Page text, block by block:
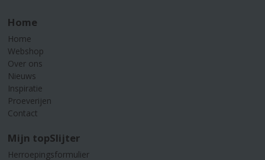
Home
Home
Webshop
Over ons
Nieuws
Inspiratie
Proeverijen
Contact
Mijn topSlijter
Herroepingsformulier